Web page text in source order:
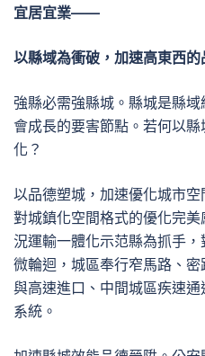
宜居宜業——
以縣域為衝破，加速高東西的
強縣必需強縣城。縣城是縣
會成長的要害節點。若何以
化？
以品德塑城，加速優化城市
對城鎮化空間格式的優化完
況運輸一體化示范縣為抓手
微輪迴，城區奉行窄馬路、
與高速進口、中間城區疾速
系統。